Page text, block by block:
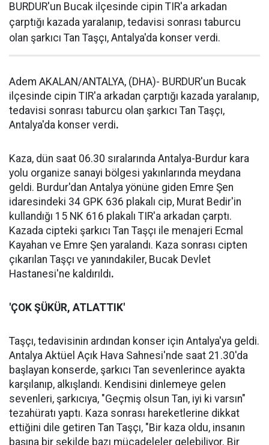
BURDUR'un Bucak ilçesinde cipin TIR'a arkadan
çarptığı kazada yaralanıp, tedavisi sonrası taburcu
olan şarkıcı Tan Taşçı, Antalya'da konser verdi.
Adem AKALAN/ANTALYA, (DHA)- BURDUR'un Bucak
ilçesinde cipin TIR'a arkadan çarptığı kazada yaralanıp,
tedavisi sonrası taburcu olan şarkıcı Tan Taşçı,
Antalya'da konser verdi.
Kaza, dün saat 06.30 sıralarında Antalya-Burdur kara
yolu organize sanayi bölgesi yakınlarında meydana
geldi. Burdur'dan Antalya yönüne giden Emre Şen
idaresindeki 34 GPK 636 plakalı cip, Murat Bedir'in
kullandığı 15 NK 616 plakalı TIR'a arkadan çarptı.
Kazada cipteki şarkıcı Tan Taşçı ile menajeri Ecmal
Kayahan ve Emre Şen yaralandı. Kaza sonrası cipten
çıkarılan Taşçı ve yanındakiler, Bucak Devlet
Hastanesi'ne kaldırıldı.
'ÇOK ŞÜKÜR, ATLATTIK'
Taşçı, tedavisinin ardından konser için Antalya'ya geldi.
Antalya Aktüel Açık Hava Sahnesi'nde saat 21.30'da
başlayan konserde, şarkıcı Tan sevenlerince ayakta
karşılanıp, alkışlandı. Kendisini dinlemeye gelen
sevenleri, şarkıcıya, "Geçmiş olsun Tan, iyi ki varsın"
tezahüratı yaptı. Kaza sonrası hareketlerine dikkat
ettiğini dile getiren Tan Taşçı, "Bir kaza oldu, insanın
başına bir şekilde bazı mücadeleler gelebiliyor. Bir